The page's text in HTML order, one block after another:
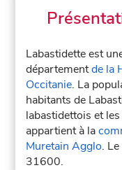
Labastidette est
départementde la
Occitanie. La
habitants de
labastidettois et
appartient à la
Muretain Agglo.
31600.